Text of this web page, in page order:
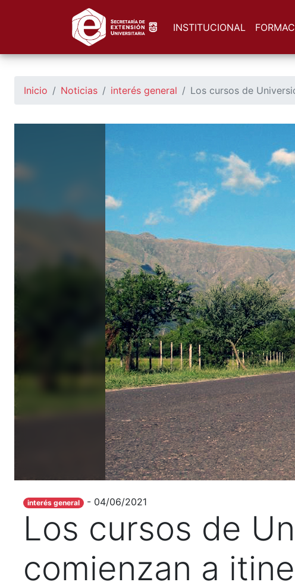
https://seu.unsl.edu.ar/
INSTITUCIONAL
Inicio Noticias interés general Los cursos de
interés general - 04/06/2021
Los cursos de
comienzan a